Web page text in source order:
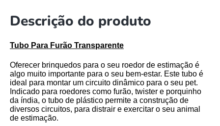
Descrição do produto
Tubo Para Furão Transparente
Oferecer brinquedos para o seu roedor de estimação é
algo muito importante para o seu bem-estar. Este tubo é
ideal para montar um circuito dinâmico para o seu pet.
Indicado para roedores como furão, twister e porquinho
da índia, o tubo de plástico permite a construção de
diversos circuitos, para distrair e exercitar o seu animal
de estimação.